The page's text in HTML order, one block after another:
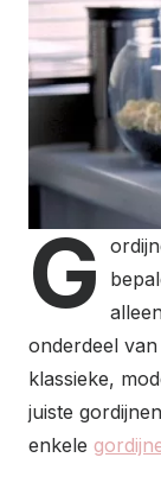
G
onderdeel
klassieke,
juiste
enkele